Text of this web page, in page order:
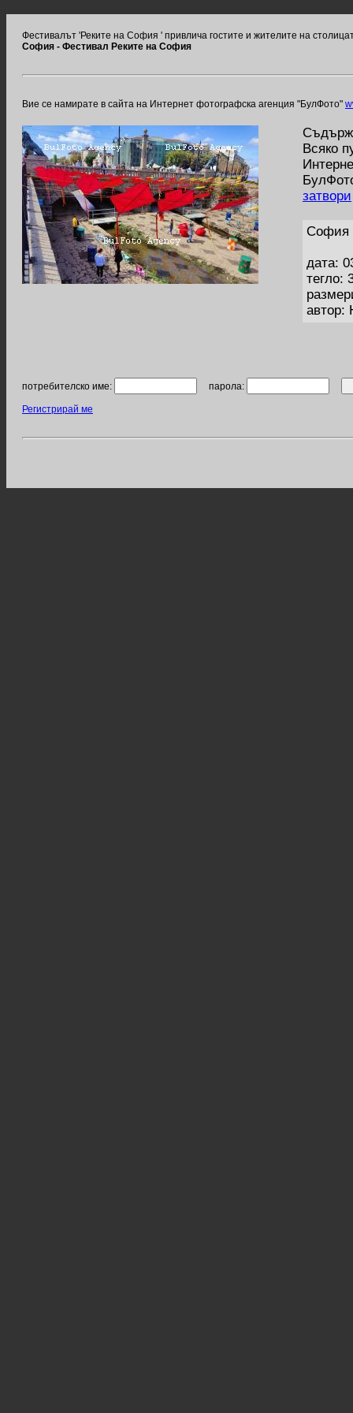
Фестивалът 'Реките на София ' привлича гостите и жителите на
София - Фестивал Реките на София
Вие се намирате в сайта на Интернет фотографска агенция "БулФото"
Всяко
затвори
София
дата:
тегло:
автор:
потребителско име: парола:
Регистрирай ме